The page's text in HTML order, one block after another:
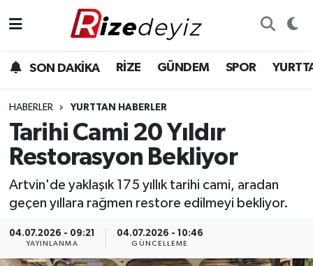
SON DAKİKA RİZE GÜNDEM SPOR
HABERLER YURTTAN HABERLER
Tarihi Cami 20 Yıldır
Restorasyon Bekliyor
Artvin'de yaklaşık 175 yıllık tarihi cami, aradan
geçen yıllara rağmen restore edilmeyi bekliyor.
04.07.2026 - 09:21
YAYINLANMA
04.07.2026 - 10:46
GÜNCELLEME
Gündem
Yurttan Haberler
Ekonomi
Teknoloji
Sağlık
Rize Hava Durumu
Rize Trafik Yoğunluk Haritası
Süper Lig Puan Durumu ve Fikstür
Tüm Manşetler
Son Dakika Haberleri